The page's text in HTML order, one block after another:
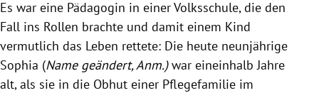
Es war eine Pädagogin in einer Volksschule, die den
Fall ins Rollen brachte und damit einem Kind
vermutlich das Leben rettete: Die heute neunjährige
Sophia (Name geändert, Anm.)war eineinhalb Jahre
alt, als sie in die Obhut einer Pflegefamilie im